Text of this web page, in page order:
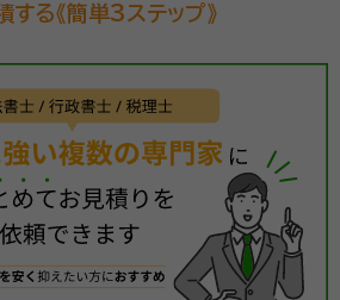
する《簡単3ステップ》